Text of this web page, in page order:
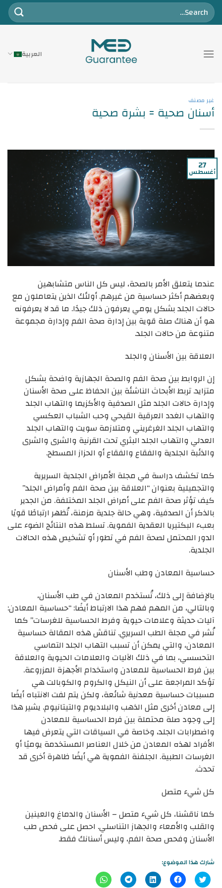
تخطي
للمحتوى
العربية
غير مصنف
أسنان صحية = بشرة صحية
27
أغسطس
عندما يتعلق الأمر بالصحة، ليس كل الناس متشابهين
وبعضهم أكثر حساسية من غيرهم. أولئك الذين يتعاملون مع
حالات الجلد بشكل يومي يعرفون ذلك جيدًا. ما قد لا يعرفونه
هو أن هناك صلة قوية بين إدارة صحة الفم وإدارة مجموعة
متنوعة من حالات الجلد.
العلاقة بين الأسنان والجلد
إن الروابط بين صحة الفم والصحة الجهازية واضحة بشكل
متزايد. تربط الأبحاث الناشئة بين الحفاظ على صحة الأسنان
وإدارة حالات الجلد مثل الصدفية والأكزيما والتهاب الجلد
والتهاب الغدد العرقية القيحي وحب الشباب العكسي
والتهاب الجلد الغرغريني ومتلازمة سويت والتهاب الجلد
العدلي والتهاب الجلد البثري تحت القرنية والشرى والشرى
والذئبة الجلدية والفقاع والفقاع أو الحزاز المسطح.
كما تكشف دراسة في مجلة الأمراض الجلدية السريرية
والتجميلية بعنوان “العلاقة بين صحة الفم وأمراض الجلد”
كيف تؤثر صحة الفم على أمراض الجلد المختلفة. من الجدير
بالذكر أن الصدفية، وهي حالة جلدية مزمنة، تُظهر ارتباطًا قويًا
بعبء البكتيريا العقدية الفموية. تسلط هذه النتائج الضوء على
الدور المحتمل لصحة الفم في تطور أو تشخيص هذه الحالات
الجلدية.
حساسية المعادن وطب الأسنان
بالإضافة إلى ذلك، تُستخدم المعادن في طب الأسنان،
وبالتالي، من المهم فهم هذا الارتباط أيضًا: “حساسية المعادن:
آليات حديثة وعلامات حيوية وفرط الحساسية للغرسات” كما
نُشر في مجلة الطب السريري. تناقش هذه المقالة حساسية
المعادن، والتي يمكن أن تسبب التهاب الجلد التماسي
التحسسي، بما في ذلك الآليات والعلامات الحيوية والعلاقة
بين فرط الحساسية للمعادن واستخدام الأجهزة المزروعة.
تؤكد المراجعة على أن النيكل والكروم والكوبالت هي
مسببات حساسية معدنية شائعة، ولكن يتم لفت الانتباه أيضًا
إلى معادن أخرى مثل الذهب والبلاديوم والتيتانيوم. يشير هذا
إلى وجود صلة محتملة بين فرط الحساسية للمعادن
واضطرابات الجلد، وخاصة في السياقات التي يتعرض فيها
الأفراد لهذه المعادن من خلال العناصر المستخدمة يوميًا أو
الغرسات الطبية. الجلفنة الفموية هي أيضًا ظاهرة أخرى قد
تحدث.
كل شيء متصل
كما ناقشنا، كل شيء متصل – الأسنان والدماغ والعينين
والقلب والأمعاء والجهاز التناسلي. احصل على فحص طب
الأسنان وفحص صحة الفم، وليس أسنانك فقط.
شارك هذا الموضوع:
اضغط
للمشاركة
انقر
للمشاركة
اضغط
لتشارك
انقر
للمشاركة
انقر
للمشاركة